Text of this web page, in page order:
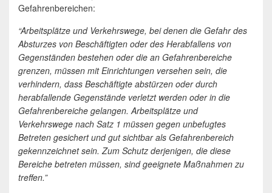
Gefahrenbereichen:
“Arbeitsplätze und Verkehrswege, bei denen die Gefahr des
Absturzes von Beschäftigten oder des Herabfallens von
Gegenständen bestehen oder die an Gefahrenbereiche
grenzen, müssen mit Einrichtungen versehen sein, die
verhindern, dass Beschäftigte abstürzen oder durch
herabfallende Gegenstände verletzt werden oder in die
Gefahrenbereiche gelangen. Arbeitsplätze und
Verkehrswege nach Satz 1 müssen gegen unbefugtes
Betreten gesichert und gut sichtbar als Gefahrenbereich
gekennzeichnet sein. Zum Schutz derjenigen, die diese
Bereiche betreten müssen, sind geeignete Maßnahmen zu
treffen.”